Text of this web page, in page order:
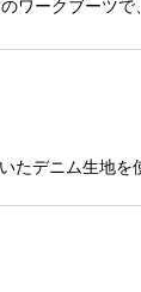
ワークブーツ
たデニム生地